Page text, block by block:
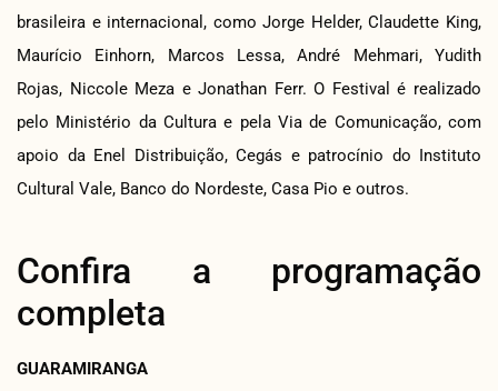
brasileira e internacional, como Jorge Helder, Claudette King,
Maurício Einhorn, Marcos Lessa, André Mehmari, Yudith
Rojas, Niccole Meza e Jonathan Ferr. O Festival é realizado
pelo Ministério da Cultura e pela Via de Comunicação, com
apoio da Enel Distribuição, Cegás e patrocínio do Instituto
Cultural Vale, Banco do Nordeste, Casa Pio e outros.
Confira a programação
completa
GUARAMIRANGA